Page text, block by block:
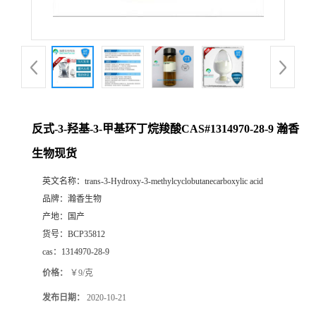
反式-3-羟基-3-甲基环丁烷羧酸CAS#1314970-28-9 瀚香
生物现货
英文名称： trans-3-Hydroxy-3-methylcyclobutanecarboxylic acid
品牌： 瀚香生物
产地：
国产
货号： BCP35812
cas： 1314970-28-9
价格： ￥9/克
发布日期： 2020-10-21